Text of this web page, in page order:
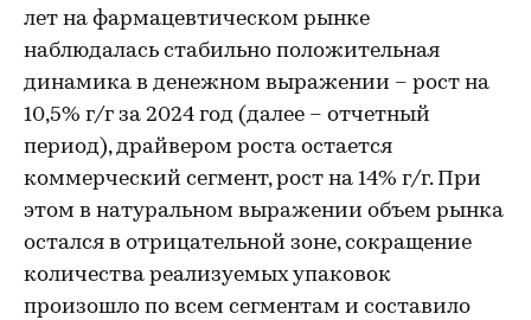
лет на фармацевтическом рынке
наблюдалась стабильно положительная
динамика в денежном выражении – рост на
10,5% г/г за 2024 год (далее – отчетный
период), драйвером роста остается
коммерческий сегмент, рост на 14% г/г. При
этом в натуральном выражении объем рынка
остался в отрицательной зоне, сокращение
количества реализуемых упаковок
произошло по всем сегментам и составило